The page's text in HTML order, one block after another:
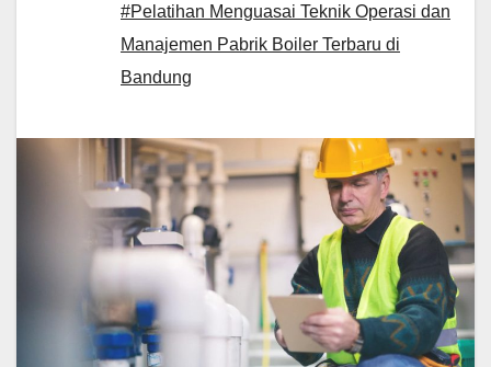
#Pelatihan Menguasai Teknik Operasi dan
Manajemen Pabrik Boiler Terbaru di
Bandung